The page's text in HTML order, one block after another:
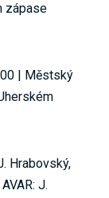
zápase
| Městský
Hrabovský,
J.